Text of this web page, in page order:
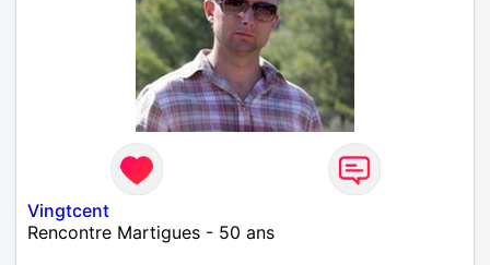
Vingtcent
Rencontre Martigues - 50 ans